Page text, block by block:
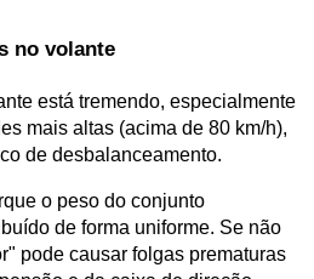
no volante
está tremendo, especialmente
mais altas (acima de 80 km/h),
de desbalanceamento.
o peso do conjunto
de forma uniforme. Se não
pode causar folgas prematuras